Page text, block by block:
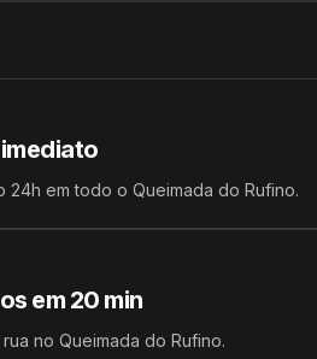
24h em todo o Queimada do Rufino.
em 20 min
no Queimada do Rufino.